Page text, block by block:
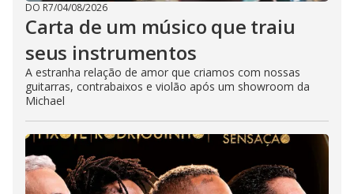
DO R7/04/08/2026
Carta de um músico que traiu
seus instrumentos
A estranha relação de amor que criamos com nossas
guitarras, contrabaixos e violão após um showroom da
Michael